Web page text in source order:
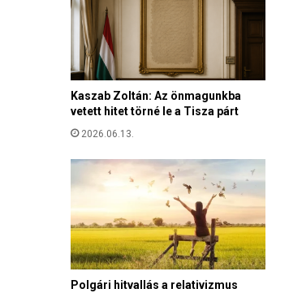
é
é
g
:
F
g
e
r
k
e
z
Kaszab Zoltán: Az önmagunkba
vetett hitet törné le a Tisza párt
2026.06.13.
Polgári hitvallás a relativizmus